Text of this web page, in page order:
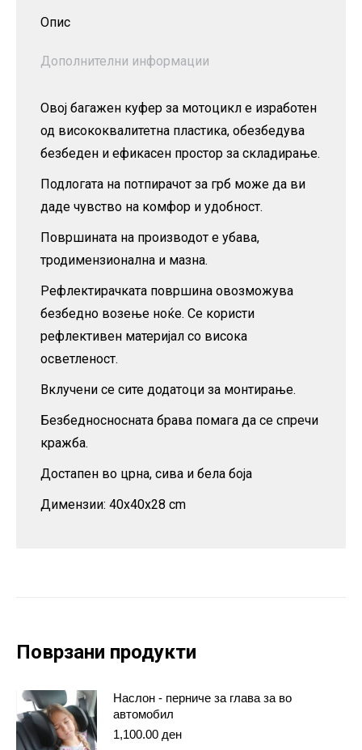
Опис
Дополнителни информации
Овој багажен куфер за мотоцикл е изработен
од висококвалитетна пластика, обезбедува
безбеден и ефикасен простор за складирање.
Подлогата на потпирачот за грб може да ви
даде чувство на комфор и удобност.
Површината на производот е убава,
тродимензионална и мазна.
Рефлектирачката површина овозможува
безбедно возење ноќе. Се користи
рефлективен материјал со висока
осветленост.
Вклучени се сите додатоци за монтирање.
Безбедносносната брава помага да се спречи
кражба.
Достапен во црна, сива и бела боја
Димензии: 40x40x28 cm
Поврзани продукти
Наслон - перниче за глава за во
автомобил
1,100.00 ден